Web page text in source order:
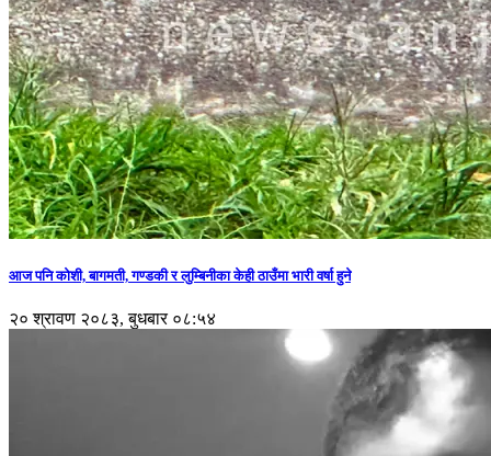
आज पनि कोशी, बागमती, गण्डकी र लुम्बिनीका केही ठाउँमा भारी वर्षा हुने
२० श्रावण २०८३, बुधबार ०८:५४